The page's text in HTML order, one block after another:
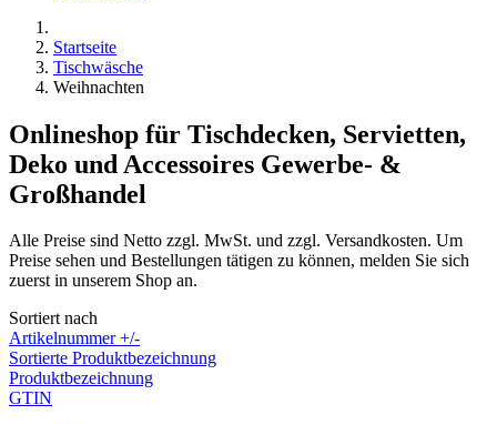
Startseite
Tischwäsche
Weihnachten
Onlineshop für Tischdecken, Servietten,
Deko und Accessoires Gewerbe- &
Großhandel
Alle Preise sind Netto zzgl. MwSt. und zzgl. Versandkosten. Um
Preise sehen und Bestellungen tätigen zu können, melden Sie sich
zuerst in unserem Shop an.
Sortiert nach
Artikelnummer +/-
Sortierte Produktbezeichnung
Produktbezeichnung
GTIN